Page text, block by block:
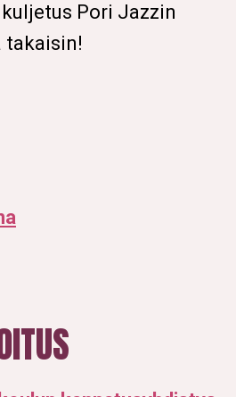
Pori Jazzin
takaisin!